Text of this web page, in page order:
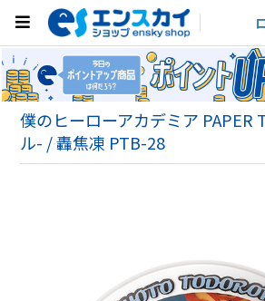
僕のヒーローアカデミア PAPER
ル- / 轟焦凍 PTB-28